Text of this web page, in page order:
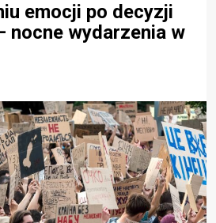
emocji po decyzji
nocne wydarzenia w